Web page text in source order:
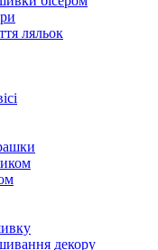
ляльок
декору